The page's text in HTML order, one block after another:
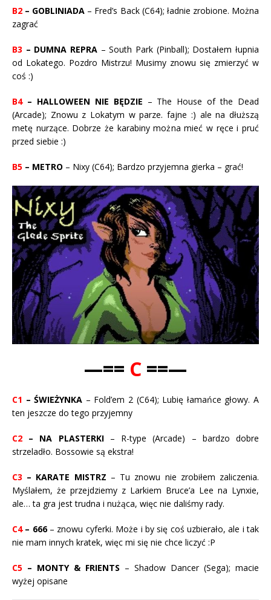
B2 – GOBLINIADA – Fred’s Back (C64); ładnie zrobione. Można
zagrać
B3 – DUMNA REPRA – South Park (Pinball); Dostałem łupnia
od Lokatego. Pozdro Mistrzu! Musimy znowu się zmierzyć w
coś :)
B4– HALLOWEEN NIE BĘDZIE – The House of the Dead
(Arcade); Znowu z Lokatym w parze. fajne :) ale na dłuższą
metę nurzące. Dobrze że karabiny można mieć w ręce i pruć
przed siebie :)
B5 – METRO – Nixy (C64); Bardzo przyjemna gierka – grać!
—== C ==—
C1 – ŚWIEŻYNKA – Fold’em 2 (C64); Lubię łamańce głowy. A
ten jeszcze do tego przyjemny
C2 – NA PLASTERKI– R-type (Arcade) – bardzo dobre
strzeladło. Bossowie są ekstra!
C3 – KARATE MISTRZ – Tu znowu nie zrobiłem zaliczenia.
Myślałem, że przejdziemy z Larkiem Bruce’a Lee na Lynxie,
ale… ta gra jest trudna i nużąca, więc nie daliśmy rady.
C4– 666– znowu cyferki. Może i by się coś uzbierało, ale i tak
nie mam innych kratek, więc mi się nie chce liczyć :P
C5 – MONTY & FRIENTS – Shadow Dancer (Sega); macie
wyżej opisane